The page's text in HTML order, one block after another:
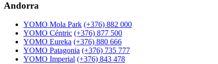
Andorra
YOMO Mola Park (+376) 882 000
YOMO Céntric (+376) 877 500
YOMO Eureka (+376) 880 666
YOMO Patagonia (+376) 735 777
YOMO Imperial (+376) 843 478